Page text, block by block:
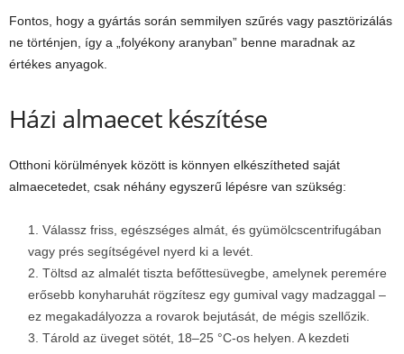
Fontos, hogy a gyártás során semmilyen szűrés vagy pasztörizálás
ne történjen, így a „folyékony aranyban” benne maradnak az
értékes anyagok.
Házi almaecet készítése
Otthoni körülmények között is könnyen elkészítheted saját
almaecetedet, csak néhány egyszerű lépésre van szükség:
Válassz friss, egészséges almát, és gyümölcscentrifugában
vagy prés segítségével nyerd ki a levét.
Töltsd az almalét tiszta befőttesüvegbe, amelynek peremére
erősebb konyharuhát rögzítesz egy gumival vagy madzaggal –
ez megakadályozza a rovarok bejutását, de mégis szellőzik.
Tárold az üveget sötét, 18–25 °C-os helyen. A kezdeti